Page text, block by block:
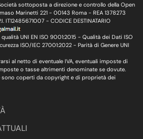
sottoposta a direzione e controllo della Open
Marinetti 221 - 00143 Roma - REA 1378273
- CODICE DESTINATARIO
UNI EN ISO 9001:2015 - Qualità dei Dati ISO
ISO/IEC 27001:2022 - Parità di Genere UNI
al netto di eventuale IVA, eventuali imposte di
o tasse altrimenti denominate se dovute.
sono coperti da copyright e di proprietà dei